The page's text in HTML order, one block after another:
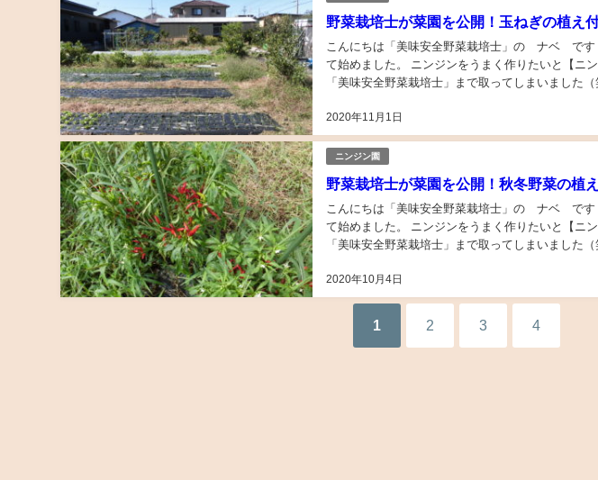
野菜栽培士が菜園を公開！玉ねぎの植え
2020年11月1日
こんにちは「美味安全野菜栽培士」の ナベ です
て始めました。 ニンジンをうまく作りたいと【ニ
「美味安全野菜栽培士」まで取ってしまいました
ニンジン園
野菜栽培士が菜園を公開！秋冬野菜の植
2020年10月4日
こんにちは「美味安全野菜栽培士」の ナベ です
て始めました。 ニンジンをうまく作りたいと【ニ
「美味安全野菜栽培士」まで取ってしまいました
1 2 3 4